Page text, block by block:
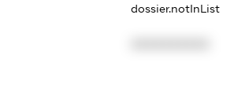
dossier.notInList